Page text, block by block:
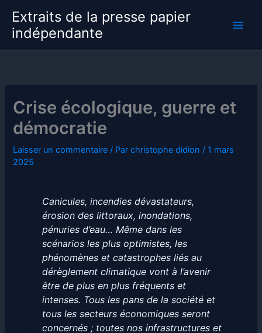
contenu
Extraits de la presse papier
indépendante
Crise écologique, guerre et
démocratie
Laisser un commentaire / Parchristophe didion / 1 mars
2025
Canicules, incendies dévastateurs,
érosion des littoraux, inondations,
pénuries d’eau… Même dans les
scénarios les plus optimistes, les
phénomènes et catastrophes liés au
dérèglement climatique vont à l’avenir
être de plus en plus fréquents et
intenses. Tous les pans de la société et
tous les secteurs économiques seront
concernés ; toutes nos infrastructures et